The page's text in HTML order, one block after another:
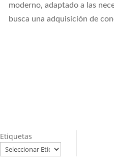
moderno, adaptado a las
busca una adquisición de
Etiquetas